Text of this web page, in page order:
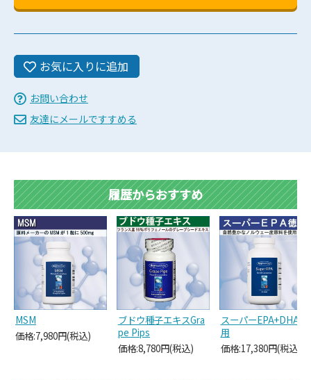
お気に入りに追加
お問い合わせ
友達にメールですすめる
履歴からおすすめ
MSM
価格:7,980円(税込)
ブドウ種子エキスGra
pe Pips
価格:8,780円(税込)
スーパーEPA+DHA得
用
価格:17,380円(税込)